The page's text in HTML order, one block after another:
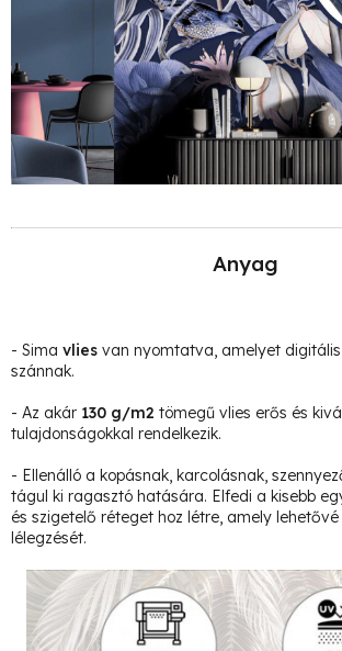
Anyag
- Sima vlies van nyomtatva, amelyet
szánnak.
- Az akár 130 g/m2 tömegű vlies erős és
tulajdonságokkal rendelkezik.
- Ellenálló a kopásnak, karcolásnak,
tágul ki ragasztó hatására. Elfedi a kisebb
és szigetelő réteget hoz létre, amely
lélegzését.